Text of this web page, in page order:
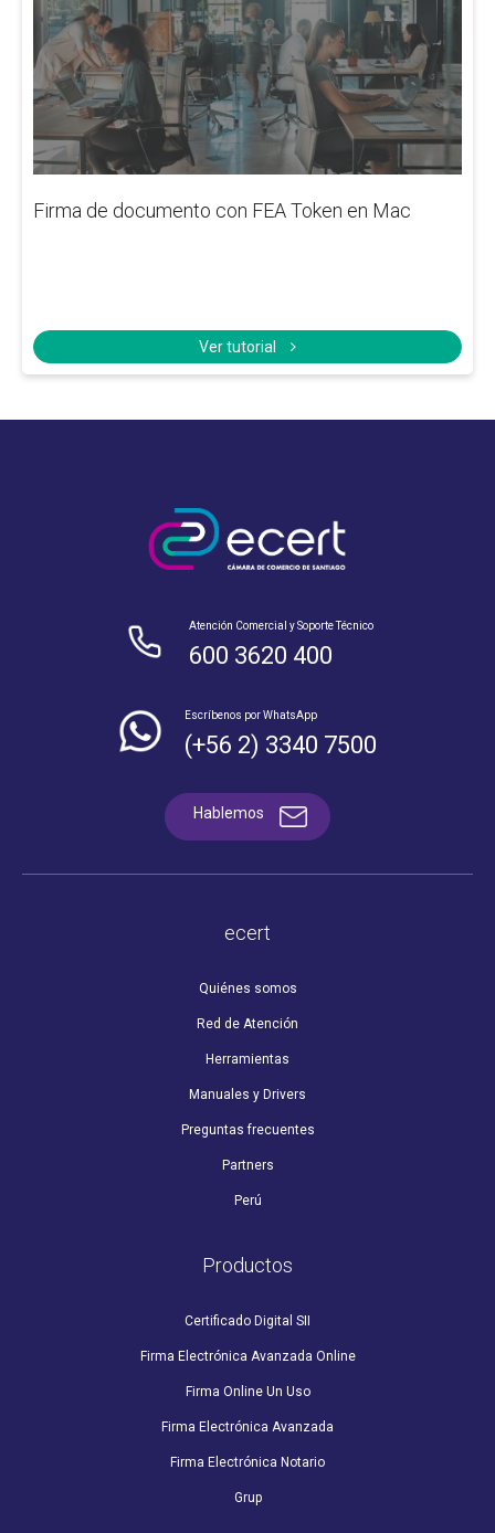
Firma de documento con FEA Token en Mac
Ver tutorial
Atención Comercial y Soporte Técnico
600 3620 400
Escríbenos por WhatsApp
(+56 2) 3340 7500
Hablemos
ecert
Quiénes somos
Red de Atención
Herramientas
Manuales y Drivers
Preguntas frecuentes
Partners
Perú
Productos
Certificado Digital SII
Firma Electrónica Avanzada Online
Firma Online Un Uso
Firma Electrónica Avanzada
Firma Electrónica Notario
Grup